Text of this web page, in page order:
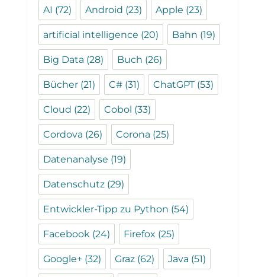
AI (72) Android (23) Apple (23)
artificial intelligence (20) Bahn (19)
Big Data (28) Buch (26)
Bücher (21) C# (31) ChatGPT(53)
Cloud (22) Cobol (33)
Cordova (26) Corona (25)
Datenanalyse (19)
Datenschutz (29)
Entwickler-Tipp zu Python (54)
Facebook (24) Firefox (25)
Google+ (32) Graz (62) Java (51)